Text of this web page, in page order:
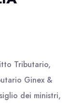
Tributario,
Ginex &
dei ministri,